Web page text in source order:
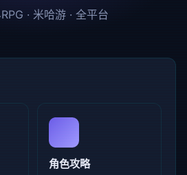
· 米哈游 · 全平台
角色攻略